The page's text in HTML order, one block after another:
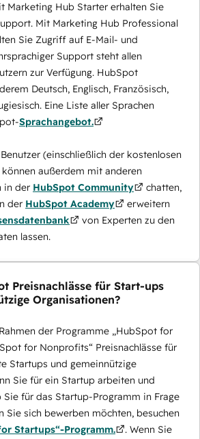
Marketing Hub Starter erhalten Sie
Mit Marketing Hub Professional
Sie Zugriff auf E-Mail- und
Support steht allen
zur Verfügung. HubSpot
Deutsch, Englisch, Französisch,
Eine Liste aller Sprachen
Sprachangebot.
(einschließlich der kostenlosen
außerdem mit anderen
in der HubSpot Community
chatten,
der HubSpot Academy
erweitern
von Experten zu den
lassen.
Preisnachlässe für Start-ups
Organisationen?
der Programme „HubSpot for
for Nonprofits“ Preisnachlässe für
Startups und gemeinnützige
Sie für ein Startup arbeiten und
für das Startup-Programm in Frage
Sie sich bewerben möchten, besuchen
Startups“-Programm.
. Wenn Sie